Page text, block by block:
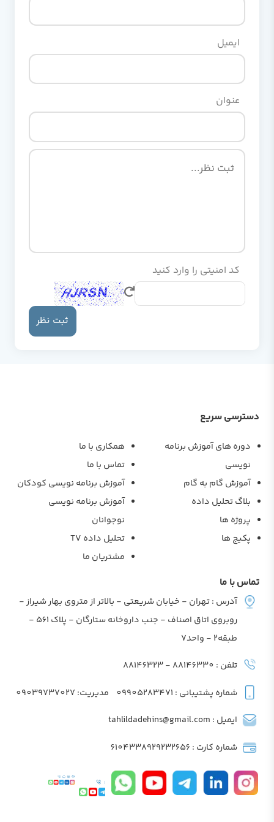
ایمیل
عنوان
کد امنیتی را وارد کنید
ثبت نظر
دسترسی سریع
دوره های آموزش برنامه
نویسی
آموزش گام به گام
بلاگ تحلیل داده
پروژه ها
پکیج ها
همکاری با ما
تماس با ما
آموزش برنامه نویسی کودکان
آموزش برنامه نویسی
نوجوانان
تحلیل داده TV
مشتریان ما
تماس با ما
آدرس : تهران - خیابان شریعتی - بالاتر از متروی بهار شیراز -
روبروی اتاق اصناف - جنب داروخانه ستارگان - پلاک 561 -
طبقه2 - واحد7
تلفن : 88146330 - 88146323
شماره پشتیبانی : 09905283471 مدیریت: 09039737027
ایمیل : tahlildadehins@gmail.com
شماره کارت : 6104338929232656